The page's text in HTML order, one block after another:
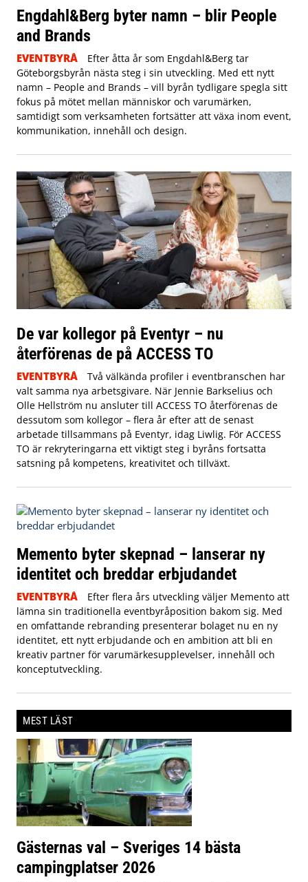
Engdahl&Berg byter namn – blir People
and Brands
EVENTBYRÅ
Efter åtta år som Engdahl&Berg tar
Göteborgsbyrån nästa steg i sin utveckling. Med ett nytt
namn – People and Brands – vill byrån tydligare spegla sitt
fokus på mötet mellan människor och varumärken,
samtidigt som verksamheten fortsätter att växa inom event,
kommunikation, innehåll och design.
De var kollegor på Eventyr – nu
återförenas de på ACCESS TO
EVENTBYRÅ
Två välkända profiler i eventbranschen har
valt samma nya arbetsgivare. När Jennie Barkselius och
Olle Hellström nu ansluter till ACCESS TO återförenas de
dessutom som kollegor – flera år efter att de senast
arbetade tillsammans på Eventyr, idag Liwlig. För ACCESS
TO är rekryteringarna ett viktigt steg i byråns fortsatta
satsning på kompetens, kreativitet och tillväxt.
Memento byter skepnad – lanserar ny
identitet och breddar erbjudandet
EVENTBYRÅ
Efter flera års utveckling väljer Memento att
lämna sin traditionella eventbyråposition bakom sig. Med
en omfattande rebranding presenterar bolaget nu en ny
identitet, ett nytt erbjudande och en ambition att bli en
kreativ partner för varumärkesupplevelser, innehåll och
konceptutveckling.
MEST LÄST
Gästernas val – Sveriges 14 bästa
campingplatser 2026